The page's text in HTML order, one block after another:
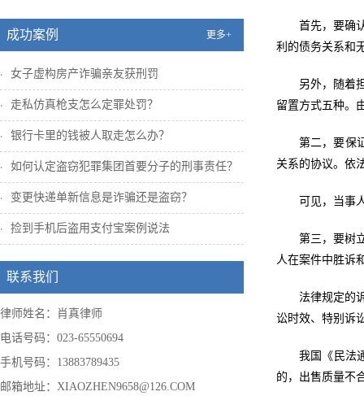
成功案例 更多+
女子虚构房产诈骗亲友获刑罚
走私仿真枪支怎么定罪处罚？
银行卡里的钱被人取走怎么办？
如何认定盗窃犯罪集团首要分子的刑事责任？
变更快递单新信息是诈骗还是盗窃？
捡到手机后盗用支付宝案例说法
联系我们
律师姓名：肖真律师
电话号码：023-65550694
手机号码：13883789435
邮箱地址：XIAOZHEN9658@126.COM
首先，要确
利的债务关系和
另外，随着
留置方式五种。
第二，要保
关系的协议。依
可见，当事
第三，要树
人在案件中胜诉
法律规定的
讼时效、特别诉
我国《民法
的，出售质量不